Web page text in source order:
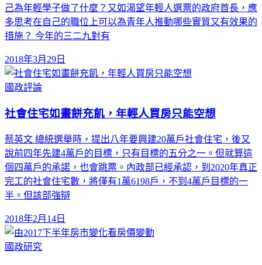
己為年輕學子做了什麼？又如渴望年輕人選票的政府首長，應
多思考在自己的職位上可以為青年人推動哪些實質又有效果的
措施？ 今年的三二九對有
2018年3月29日
國政評論
社會住宅如畫餅充飢，年輕人買房只能空想
蔡英文 總統選舉時，提出八年要興建20萬戶社會住宅，後又
說前四年先建4萬戶的目標，只有目標的五分之一。但就算這
個四萬戶的承諾，也會跳票。內政部已經承認，到2020年真正
完工的社會住宅數，將僅有1萬6198戶，不到4萬戶目標的一
半。但該部強辯
2018年2月14日
國政研究